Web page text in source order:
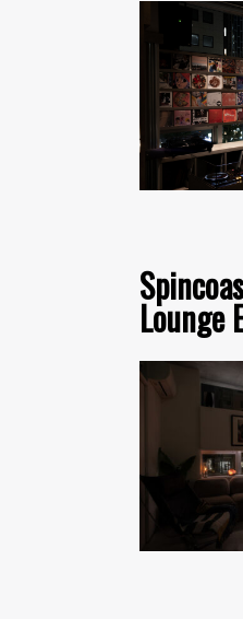
Lounge